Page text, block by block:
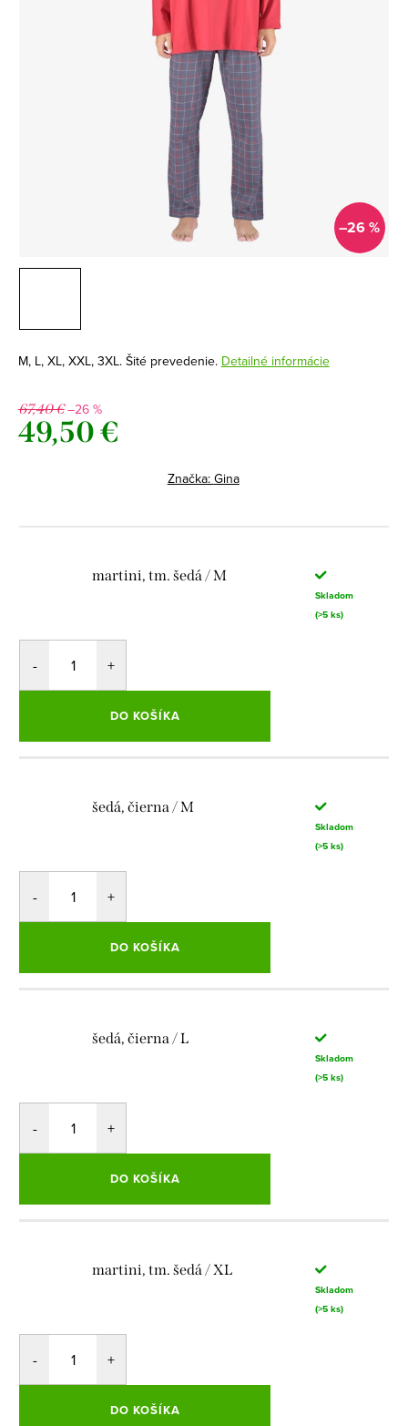
–26 %
M, L, XL, XXL, 3XL. Šité prevedenie. Detailné informácie
67,40 €–26 %
49,50 €
Značka: Gina
martini, tm. šedá / M
Skladom
(>5 ks)
DO KOŠÍKA
šedá, čierna / M
Skladom
(>5 ks)
DO KOŠÍKA
šedá, čierna / L
Skladom
(>5 ks)
DO KOŠÍKA
martini, tm. šedá / XL
Skladom
(>5 ks)
DO KOŠÍKA